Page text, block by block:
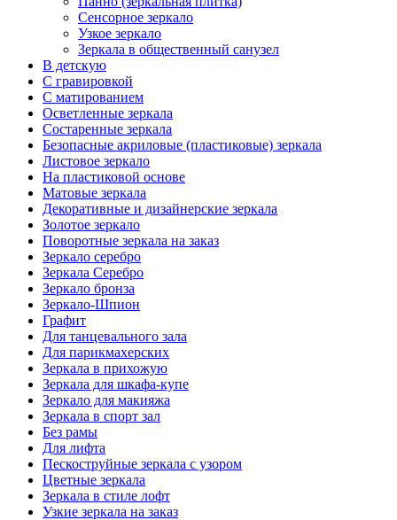
Сенсорное зеркало
Узкое зеркало
Зеркала в общественный санузел
В детскую
С гравировкой
С матированием
Oсветленные зеркала
Состаренные зеркала
Безопасные акриловые (пластиковые) зеркала
Листовое зеркало
На пластиковой основе
Матовые зеркала
Декоративные и дизайнерские зеркала
Золотое зеркало
Поворотные зеркала на заказ
Зеркало серебро
Зеркала Серебро
Зеркало бронза
Зеркало-Шпион
Графит
Для танцевального зала
Для парикмахерских
Зеркала в прихожую
Зеркала для шкафа-купе
Зеркало для макияжа
Зеркала в спорт зал
Без рамы
Для лифта
Пескоструйные зеркала с узором
Цветные зеркала
Зеркала в стиле лофт
Узкие зеркала на заказ